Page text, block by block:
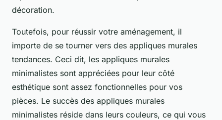
décoration.
Toutefois, pour réussir votre aménagement, il
importe de se tourner vers des appliques murales
tendances. Ceci dit, les appliques murales
minimalistes sont appréciées pour leur côté
esthétique sont assez fonctionnelles pour vos
pièces. Le succès des appliques murales
minimalistes réside dans leurs couleurs, ce qui vous